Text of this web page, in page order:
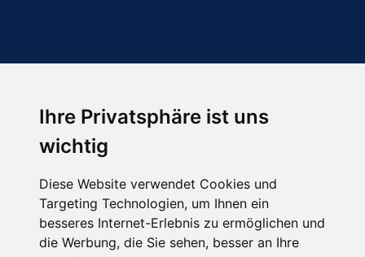
Ihre Privatsphäre ist uns
wichtig
Diese Website verwendet Cookies und
Targeting Technologien, um Ihnen ein
besseres Internet-Erlebnis zu ermöglichen und
die Werbung, die Sie sehen, besser an Ihre
Abonnieren Sie unseren Newsletter
Email*